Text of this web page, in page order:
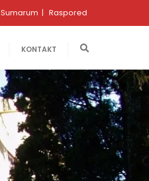
Sumarum Raspored
KONTAKT